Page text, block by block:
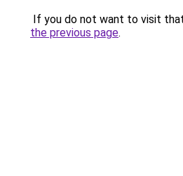
If you do not want to visit
the previous page.